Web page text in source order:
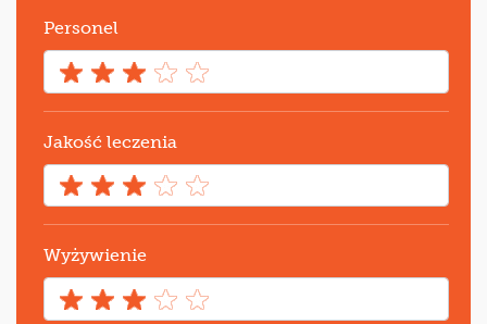
Personel
Jakość leczenia
Wyżywienie